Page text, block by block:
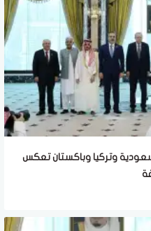
وتركيا وباكستان تعكس